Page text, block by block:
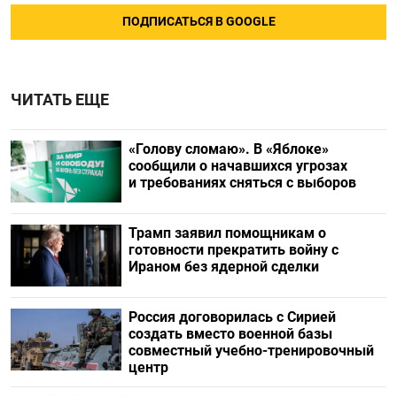
ПОДПИСАТЬСЯ В GOOGLE
ЧИТАТЬ ЕЩЕ
«Голову сломаю». В «Яблоке»
сообщили о начавшихся угрозах
и требованиях сняться с выборов
Трамп заявил помощникам о
готовности прекратить войну с
Ираном без ядерной сделки
Россия договорилась с Сирией
создать вместо военной базы
совместный учебно-тренировочный
центр